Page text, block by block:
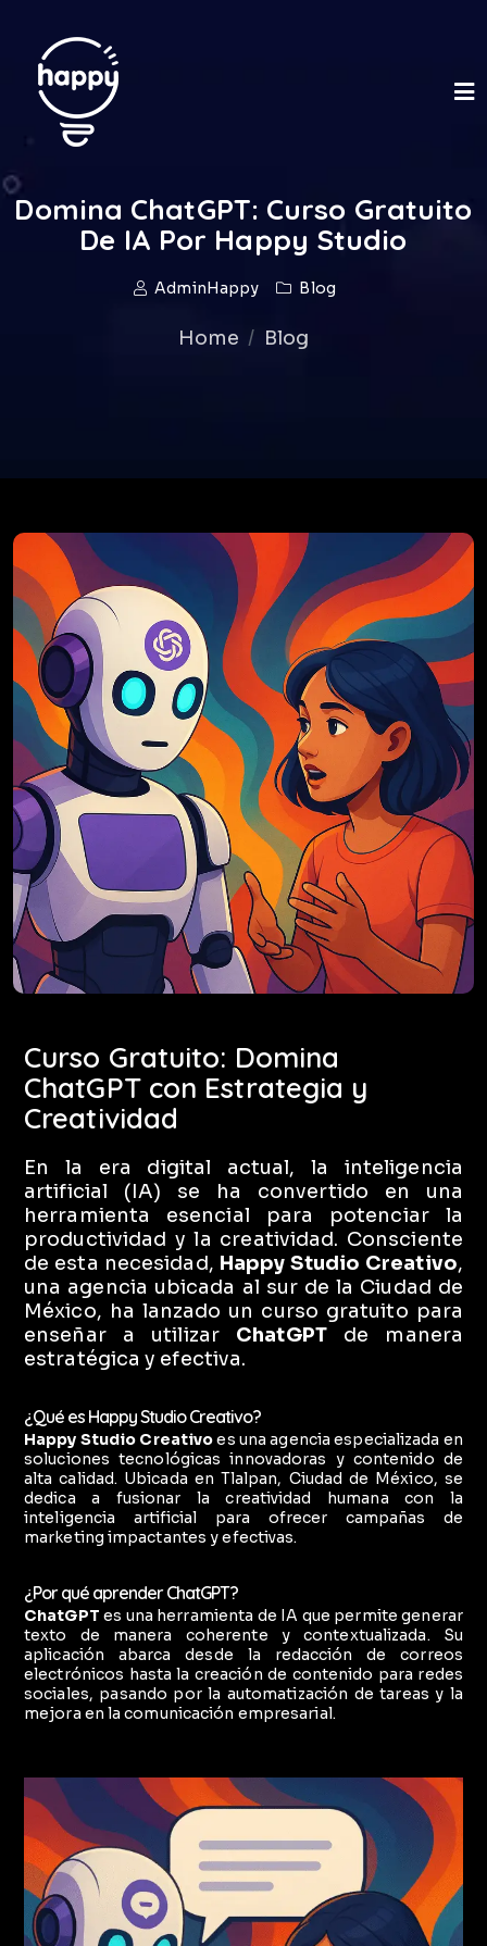
Domina ChatGPT: Curso Gratuito
De IA Por Happy Studio
AdminHappy Blog
Home Blog
Curso Gratuito: Domina
ChatGPT con Estrategia y
Creatividad
En la era digital actual, la inteligencia
artificial (IA) se ha convertido en una
herramienta esencial para potenciar la
productividad y la creatividad. Consciente
de esta necesidad, Happy Studio Creativo,
una agencia ubicada al sur de la Ciudad de
México, ha lanzado un curso gratuito para
enseñar a utilizar ChatGPTde manera
estratégica y efectiva.
¿Qué es Happy Studio Creativo?
Happy Studio Creativoes una agencia especializada en
soluciones tecnológicas innovadoras y contenido de
alta calidad. Ubicada en Tlalpan, Ciudad de México, se
dedica a fusionar la creatividad humana con la
inteligencia artificial para ofrecer campañas de
marketing impactantes y efectivas.
¿Por qué aprender ChatGPT?
ChatGPT es una herramienta de IA que permite generar
texto de manera coherente y contextualizada. Su
aplicación abarca desde la redacción de correos
electrónicos hasta la creación de contenido para redes
sociales, pasando por la automatización de tareas y la
mejora en la comunicación empresarial.